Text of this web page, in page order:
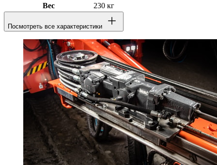
Вес
230 кг
Посмотреть все характеристики